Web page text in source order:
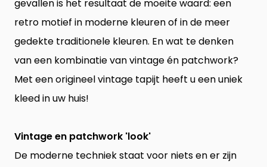
gevallen is het resultaat de moeite waard: een
retro motief in moderne kleuren of in de meer
gedekte traditionele kleuren. En wat te denken
van een kombinatie van vintage én patchwork?
Met een origineel vintage tapijt heeft u een uniek
kleed in uw huis!
Vintage en patchwork 'look'
De moderne techniek staat voor niets en er zijn